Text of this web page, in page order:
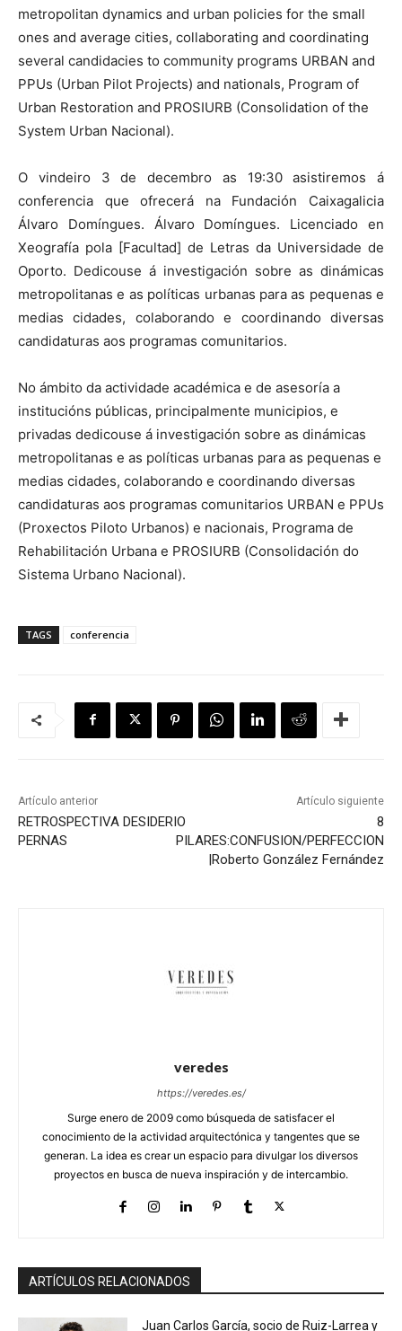
metropolitan dynamics and urban policies for the small
ones and average cities, collaborating and coordinating
several candidacies to community programs URBAN and
PPUs (Urban Pilot Projects) and nationals, Program of
Urban Restoration and PROSIURB (Consolidation of the
System Urban Nacional).
O vindeiro 3 de decembro as 19:30 asistiremos á
conferencia que ofrecerá na Fundación Caixagalicia
Álvaro Domíngues. Álvaro Domíngues. Licenciado en
Xeografía pola [Facultad] de Letras da Universidade de
Oporto. Dedicouse á investigación sobre as dinámicas
metropolitanas e as políticas urbanas para as pequenas e
medias cidades, colaborando e coordinando diversas
candidaturas aos programas comunitarios.
No ámbito da actividade académica e de asesoría a
institucións públicas, principalmente municipios, e
privadas dedicouse á investigación sobre as dinámicas
metropolitanas e as políticas urbanas para as pequenas e
medias cidades, colaborando e coordinando diversas
candidaturas aos programas comunitarios URBAN e PPUs
(Proxectos Piloto Urbanos) e nacionais, Programa de
Rehabilitación Urbana e PROSIURB (Consolidación do
Sistema Urbano Nacional).
TAGS conferencia
Artículo anterior
RETROSPECTIVA DESIDERIO
PERNAS
Artículo siguiente
8
PILARES:CONFUSION/PERFECCION
|Roberto González Fernández
veredes
https://veredes.es/
Surge enero de 2009 como búsqueda de satisfacer el
conocimiento de la actividad arquitectónica y tangentes que se
generan. La idea es crear un espacio para divulgar los diversos
proyectos en busca de nueva inspiración y de intercambio.
ARTÍCULOS RELACIONADOS
Juan Carlos García, socio de Ruiz-Larrea y